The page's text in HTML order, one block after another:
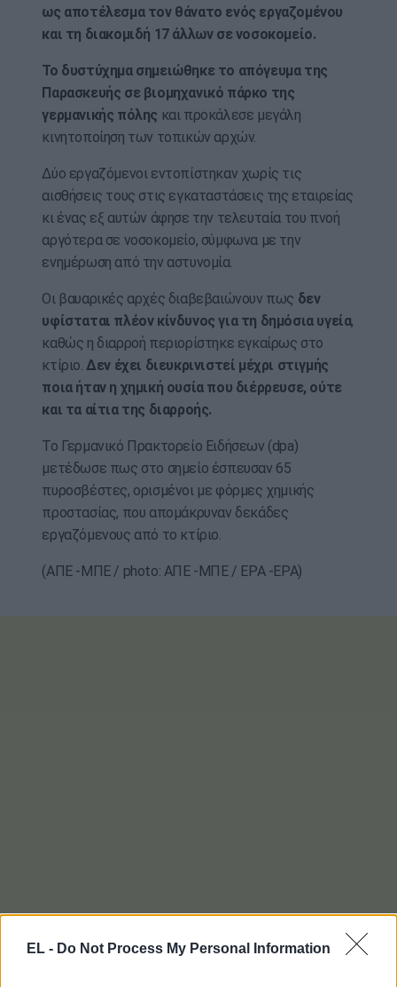
EL - Do Not Process My Personal Information
ως αποτέλεσμα τον θάνατο ενός εργαζομένου
και τη διακομιδή 17 άλλων σε νοσοκομείο.
Το δυστύχημα σημειώθηκε το απόγευμα της
Παρασκευής σε βιομηχανικό πάρκο της
γερμανικής πόλης και προκάλεσε μεγάλη
κινητοποίηση των τοπικών αρχών.
Δύο εργαζόμενοι εντοπίστηκαν χωρίς τις
αισθήσεις τους στις εγκαταστάσεις της εταιρείας
κι ένας εξ αυτών άφησε την τελευταία του πνοή
αργότερα σε νοσοκομείο, σύμφωνα με την
ενημέρωση από την αστυνομία.
Οι βαυαρικές αρχές διαβεβαιώνουν πως δεν
υφίσταται πλέον κίνδυνος για τη δημόσια υγεία,
καθώς η διαρροή περιορίστηκε εγκαίρως στο
κτίριο.Δεν έχει διευκρινιστεί μέχρι στιγμής
ποια ήταν η χημική ουσία που διέρρευσε, ούτε
και τα αίτια της διαρροής.
Το Γερμανικό Πρακτορείο Ειδήσεων (dpa)
μετέδωσε πως στο σημείο έσπευσαν 65
πυροσβέστες, ορισμένοι με φόρμες χημικής
προστασίας, που απομάκρυναν δεκάδες
εργαζόμενους από το κτίριο.
(ΑΠΕ -ΜΠΕ / photo: ΑΠΕ -ΜΠΕ / EPA -EPA)